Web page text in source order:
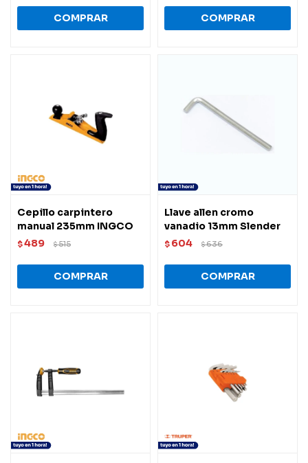
Cepillo carpintero
manual 235mm INGCO
$489 $515
Llave allen cromo
vanadio 13mm Slender
$ 604 $636